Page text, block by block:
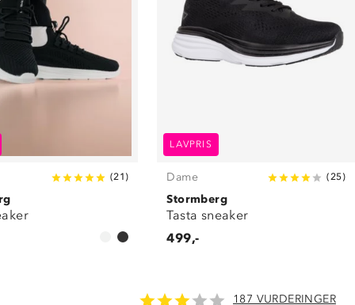
(21 )
LAVPRIS
Dame (25)
Stormberg
Tasta sneaker
499,-
187 VURDERINGER